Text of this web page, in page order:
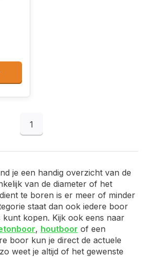
1
je een handig overzicht van de
van de diameter of het
te boren is er meer of minder
staat dan ook iedere boor
kunt kopen. Kijk ook eens naar
, houtboor of een
boor kun je direct de actuele
weet je altijd of het gewenste